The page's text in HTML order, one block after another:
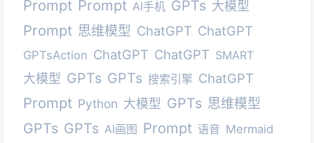
Prompt Prompt AI手机 GPTs 大模型
Prompt 思维模型 ChatGPT ChatGPT
GPTsAction ChatGPT ChatGPT SMART
大模型 GPTs GPTs 搜索引擎 ChatGPT
Prompt Python 大模型 GPTs 思维模型
GPTs GPTs AI画图 Prompt 语音 Mermaid